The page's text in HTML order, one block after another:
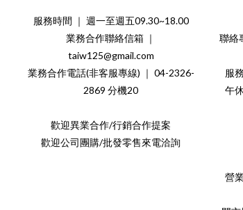
服務時間 ｜ 週一至週五09.30~18.00
業務合作聯絡信箱 ｜
taiw125@gmail.com
業務合作電話(非客服專線) ｜ 04-2326-
2869 分機20
歡迎異業合作/行銷合作提案
歡迎公司團購/批發零售來電洽詢
聯絡
服
午
營